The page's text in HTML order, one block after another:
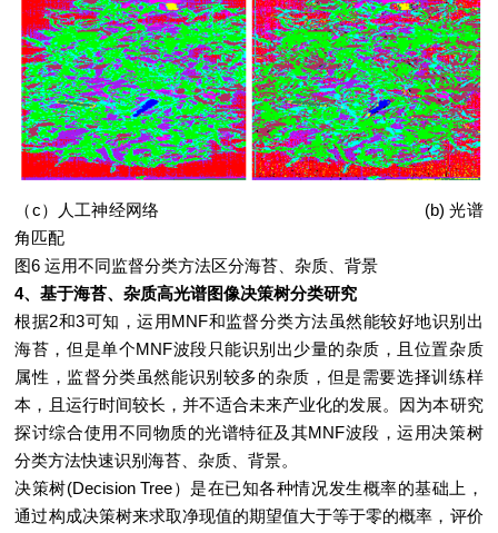
（c）人工神经网络
(b) 光谱
角匹配
图6 运用不同监督分类方法区分海苔、杂质、背景
4、基于海苔、杂质高光谱图像决策树分类研究
根据2和3可知，运用MNF和监督分类方法虽然能较好地识别出
海苔，但是单个MNF波段只能识别出少量的杂质，且位置杂质
属性，监督分类虽然能识别较多的杂质，但是需要选择训练样
本，且运行时间较长，并不适合未来产业化的发展。因为本研究
探讨综合使用不同物质的光谱特征及其MNF波段，运用决策树
分类方法快速识别海苔、杂质、背景。
决策树(Decision Tree）是在已知各种情况发生概率的基础上，
通过构成决策树来求取净现值的期望值大于等于零的概率，评价